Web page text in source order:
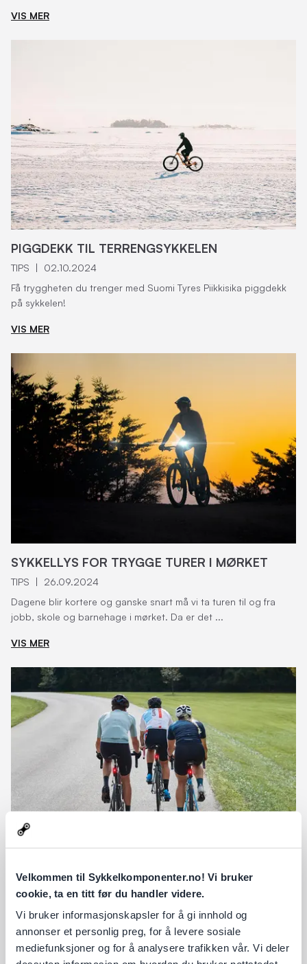
Velkommen til Sykkelkomponenter.no! Vi bruker
cookie, ta en titt før du handler videre.
Vi bruker informasjonskapsler for å gi innhold og
annonser et personlig preg, for å levere sosiale
mediefunksjoner og for å analysere trafikken vår. Vi deler
VIS MER
PIGGDEKK TIL TERRENGSYKKELEN
TIPS |
02.10.2024
Få tryggheten du trenger med Suomi Tyres Piikkisika piggdekk
på sykkelen!
VIS MER
SYKKELLYS FOR TRYGGE TURER I MØRKET
TIPS |
26.09.2024
Dagene blir kortere og ganske snart må vi ta turen til og fra
jobb, skole og barnehage i mørket. Da er det ...
VIS MER
SYKLE MED GARMIN
TIPS | 23.06.2022
Både tur- og konkurransesyklister trenger teknologi man kan
stole på. Garmin har alt du trenger, fra GPS-sy...